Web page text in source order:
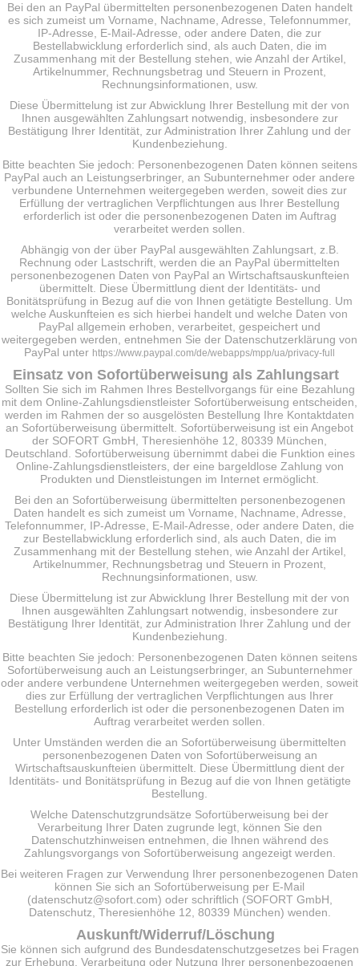
Bei den an PayPal übermittelten personenbezogenen Daten handelt
es sich zumeist um Vorname, Nachname, Adresse, Telefonnummer,
IP-Adresse, E-Mail-Adresse, oder andere Daten, die zur
Bestellabwicklung erforderlich sind, als auch Daten, die im
Zusammenhang mit der Bestellung stehen, wie Anzahl der Artikel,
Artikelnummer, Rechnungsbetrag und Steuern in Prozent,
Rechnungsinformationen, usw.
Diese Übermittelung ist zur Abwicklung Ihrer Bestellung mit der von
Ihnen ausgewählten Zahlungsart notwendig, insbesondere zur
Bestätigung Ihrer Identität, zur Administration Ihrer Zahlung und der
Kundenbeziehung.
Bitte beachten Sie jedoch: Personenbezogenen Daten können seitens
PayPal auch an Leistungserbringer, an Subunternehmer oder andere
verbundene Unternehmen weitergegeben werden, soweit dies zur
Erfüllung der vertraglichen Verpflichtungen aus Ihrer Bestellung
erforderlich ist oder die personenbezogenen Daten im Auftrag
verarbeitet werden sollen.
Abhängig von der über PayPal ausgewählten Zahlungsart, z.B.
Rechnung oder Lastschrift, werden die an PayPal übermittelten
personenbezogenen Daten von PayPal an Wirtschaftsauskunfteien
übermittelt. Diese Übermittlung dient der Identitäts- und
Bonitätsprüfung in Bezug auf die von Ihnen getätigte Bestellung. Um
welche Auskunfteien es sich hierbei handelt und welche Daten von
PayPal allgemein erhoben, verarbeitet, gespeichert und
weitergegeben werden, entnehmen Sie der Datenschutzerklärung von
PayPal unter https://www.paypal.com/de/webapps/mpp/ua/privacy-full
Einsatz von Sofortüberweisung als Zahlungsart
Sollten Sie sich im Rahmen Ihres Bestellvorgangs für eine Bezahlung
mit dem Online-Zahlungsdienstleister Sofortüberweisung entscheiden,
werden im Rahmen der so ausgelösten Bestellung Ihre Kontaktdaten
an Sofortüberweisung übermittelt. Sofortüberweisung ist ein Angebot
der SOFORT GmbH, Theresienhöhe 12, 80339 München,
Deutschland. Sofortüberweisung übernimmt dabei die Funktion eines
Online-Zahlungsdienstleisters, der eine bargeldlose Zahlung von
Produkten und Dienstleistungen im Internet ermöglicht.
Bei den an Sofortüberweisung übermittelten personenbezogenen
Daten handelt es sich zumeist um Vorname, Nachname, Adresse,
Telefonnummer, IP-Adresse, E-Mail-Adresse, oder andere Daten, die
zur Bestellabwicklung erforderlich sind, als auch Daten, die im
Zusammenhang mit der Bestellung stehen, wie Anzahl der Artikel,
Artikelnummer, Rechnungsbetrag und Steuern in Prozent,
Rechnungsinformationen, usw.
Diese Übermittelung ist zur Abwicklung Ihrer Bestellung mit der von
Ihnen ausgewählten Zahlungsart notwendig, insbesondere zur
Bestätigung Ihrer Identität, zur Administration Ihrer Zahlung und der
Kundenbeziehung.
Bitte beachten Sie jedoch: Personenbezogenen Daten können seitens
Sofortüberweisung auch an Leistungserbringer, an Subunternehmer
oder andere verbundene Unternehmen weitergegeben werden, soweit
dies zur Erfüllung der vertraglichen Verpflichtungen aus Ihrer
Bestellung erforderlich ist oder die personenbezogenen Daten im
Auftrag verarbeitet werden sollen.
Unter Umständen werden die an Sofortüberweisung übermittelten
personenbezogenen Daten von Sofortüberweisung an
Wirtschaftsauskunfteien übermittelt. Diese Übermittlung dient der
Identitäts- und Bonitätsprüfung in Bezug auf die von Ihnen getätigte
Bestellung.
Welche Datenschutzgrundsätze Sofortüberweisung bei der
Verarbeitung Ihrer Daten zugrunde legt, können Sie den
Datenschutzhinweisen entnehmen, die Ihnen während des
Zahlungsvorgangs von Sofortüberweisung angezeigt werden.
Bei weiteren Fragen zur Verwendung Ihrer personenbezogenen Daten
können Sie sich an Sofortüberweisung per E-Mail
(datenschutz@sofort.com) oder schriftlich (SOFORT GmbH,
Datenschutz, Theresienhöhe 12, 80339 München) wenden.
Auskunft/Widerruf/Löschung
Sie können sich aufgrund des Bundesdatenschutzgesetzes bei Fragen
zur Erhebung, Verarbeitung oder Nutzung Ihrer personenbezogenen